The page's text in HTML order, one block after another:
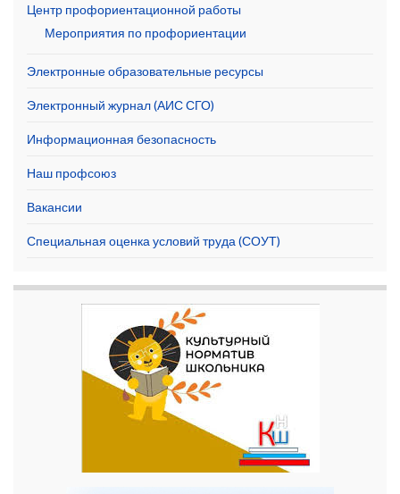
Центр профориентационной работы
Мероприятия по профориентации
Электронные образовательные ресурсы
Электронный журнал (АИС СГО)
Информационная безопасность
Наш профсоюз
Вакансии
Специальная оценка условий труда (СОУТ)